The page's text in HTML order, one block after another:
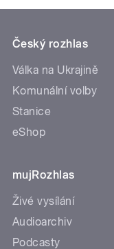
Český rozhlas
Válka na Ukrajině
Komunální volby
Stanice
eShop
mujRozhlas
Živé vysílání
Audioarchiv
Podcasty